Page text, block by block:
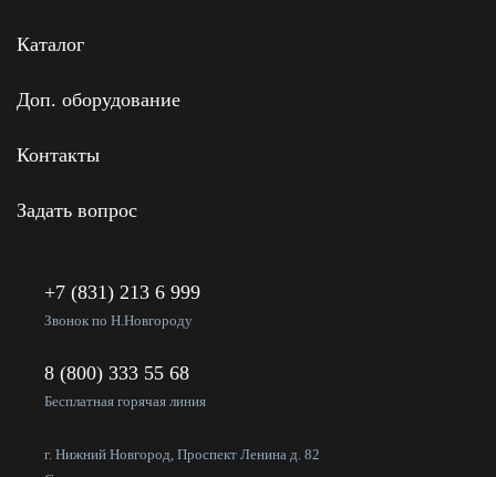
Каталог
Доп. оборудование
Контакты
Задать вопрос
+7 (831) 213 6 999
Звонок по Н.Новгороду
8 (800) 333 55 68
Бесплатная горячая линия
г. Нижний Новгород, Проспект Ленина д. 82